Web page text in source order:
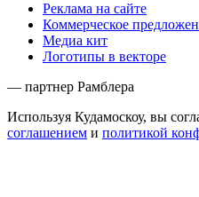
Реклама на сайте
Коммерческое
Медиа кит
Логотипы в векторе
— партнер Рамблера
Используя Кудамоскоу, вы
соглашением и политикой